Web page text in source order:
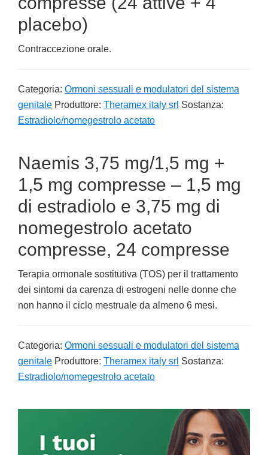
placebo)
Contraccezione orale.
Categoria: Ormoni sessuali e modulatori del sistema
genitale Produttore: Theramex italy srl Sostanza:
Estradiolo/nomegestrolo acetato
Naemis 3,75 mg/1,5 mg +
1,5 mg compresse – 1,5 mg
di estradiolo e 3,75 mg di
nomegestrolo acetato
compresse, 24 compresse
Terapia ormonale sostitutiva (TOS) per il trattamento
dei sintomi da carenza di estrogeni nelle donne che
non hanno il ciclo mestruale da almeno 6 mesi.
Categoria: Ormoni sessuali e modulatori del sistema
genitale Produttore: Theramex italy srl Sostanza:
Estradiolo/nomegestrolo acetato
Sidebar